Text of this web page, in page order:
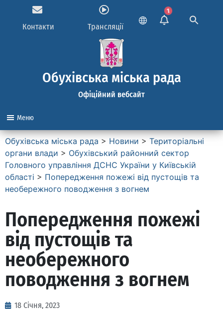
Контакти Трансляції
1
Обухівська міська рада
Офіційний вебсайт
Меню
Обухівська міська рада > Новини > Територіальні
органи влади > Обухівський районний сектор
Головного управління ДСНС України у Київській
області > Попередження пожежі від пустощів та
необережного поводження з вогнем
Попередження пожежі
від пустощів та
необережного
поводження з вогнем
18 Січня, 2023